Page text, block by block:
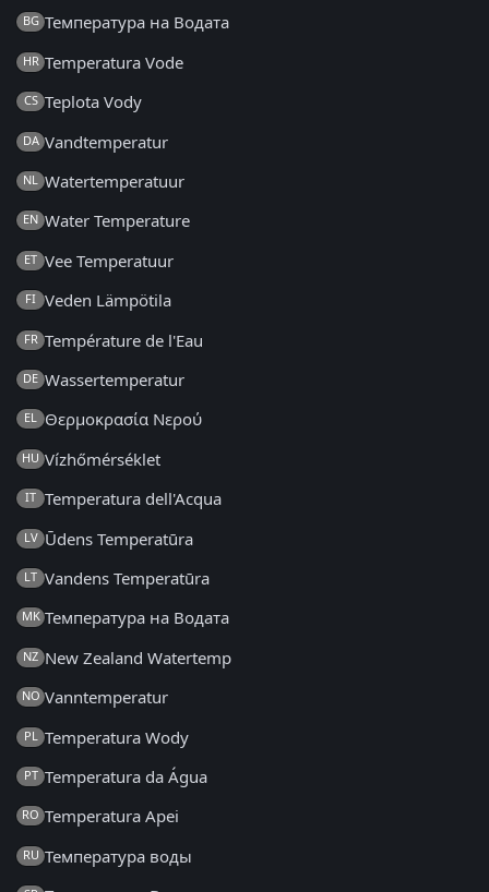
BG Температура на Водата
HR Temperatura Vode
CS Teplota Vody
DA Vandtemperatur
NL Watertemperatuur
EN Water Temperature
ET Vee Temperatuur
FI Veden Lämpötila
FR Température de l'Eau
DE Wassertemperatur
EL Θερμοκρασία Νερού
HU Vízhőmérséklet
IT Temperatura dell'Acqua
LV Ūdens Temperatūra
LT Vandens Temperatūra
MK Температура на Водата
NZ New Zealand Watertemp
NO Vanntemperatur
PL Temperatura Wody
PT Temperatura da Água
RO Temperatura Apei
RU Температура воды